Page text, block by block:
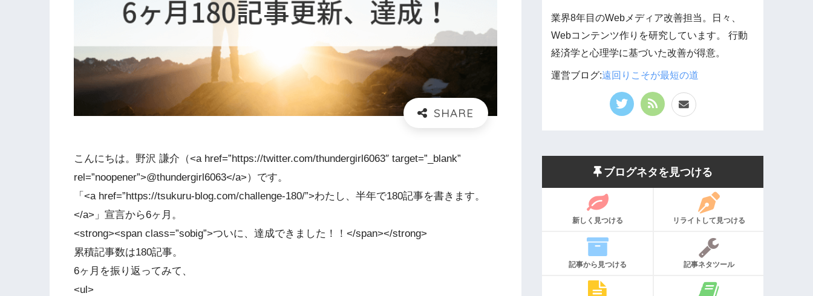
こんにちは。野沢 謙介（<a href=”https://twitter.com/thundergirl6063″ target=”_blank”
rel=”noopener”>@thundergirl6063</a>）です。
「<a href=”https://tsukuru-blog.com/challenge-180/”>わたし、半年で180記事を書きます。
</a>」宣言から6ヶ月。
<strong><span class=”sobig”>ついに、達成できました！！</span></strong>
累積記事数は180記事。
6ヶ月を振り返ってみて、
<ul>
業界8年目のWebメディア改善担当。日々、
Webコンテンツ作りを研究しています。 行動
経済学と心理学に基づいた改善が得意。
運営ブログ:遠回りこそが最短の道
ブログネタを見つける
新しく見つける リライトして見つける
記事から見つける 記事ネタツール